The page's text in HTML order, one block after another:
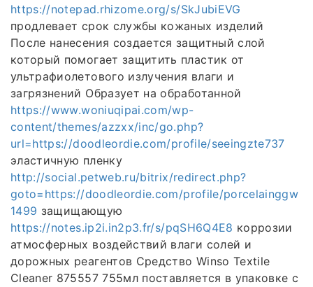
https://notepad.rhizome.org/s/SkJubiEVG
продлевает срок службы кожаных изделий
После нанесения создается защитный слой
который помогает защитить пластик от
ультрафиолетового излучения влаги и
загрязнений Образует на обработанной
https://www.woniuqipai.com/wp-
content/themes/azzxx/inc/go.php?
url=https://doodleordie.com/profile/seeingzte737
эластичную пленку
http://social.petweb.ru/bitrix/redirect.php?
goto=https://doodleordie.com/profile/porcelainggw
1499 защищающую
https://notes.ip2i.in2p3.fr/s/pqSH6Q4E8 коррозии
атмосферных воздействий влаги солей и
дорожных реагентов Средство Winso Textile
Cleaner 875557 755мл поставляется в упаковке с